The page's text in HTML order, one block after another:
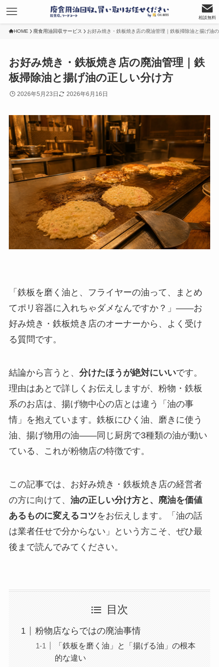
相談無料
HOME 廃食用油回収サービス お好み焼き・鉄板焼き店の廃油管理｜鉄板掃除油と揚げ油
お好み焼き・鉄板焼き店の廃油管理｜鉄
板掃除油と揚げ油の正しい分け方
2026年5月23日 2026年6月16日
「鉄板を磨く油と、フライヤーの油って、まとめ
てポリ容器に入れちゃダメなんですか？」——お
好み焼き・鉄板焼き店のオーナーから、よく受け
る質問です。
結論から言うと、 分けたほうが絶対にいいです。
理由はあとで詳しくお伝えしますが、粉物・鉄板
系のお店は、揚げ物中心の店とは違う「油の事
情」を抱えています。鉄板にひく油、磨きに使う
油、揚げ物用の油——同じ厨房で3種類の油が動い
ている、これが粉物店の特徴です。
この記事では、お好み焼き・鉄板焼き店の経営者
の方に向けて、 油の正しい分け方と、廃油を価値
あるものに変えるコツをお伝えします。「油の話
は業者任せで分からない」という方こそ、ぜひ最
後まで読んでみてください。
目次
粉物店ならではの廃油事情
「鉄板を磨く油」と「揚げる油」の根本
的な違い